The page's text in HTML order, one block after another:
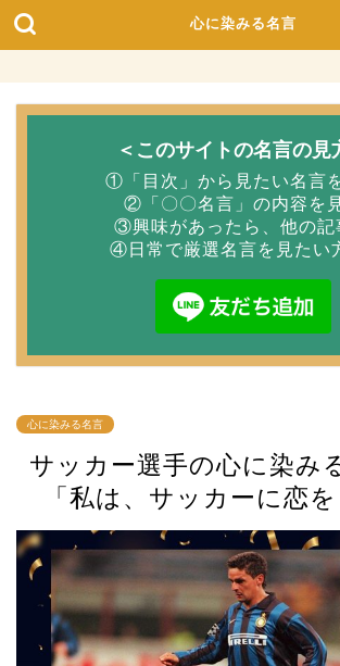
心に染みる名言
＜このサイトの名言の見
①「目次」から見たい名言
②「〇〇名言」の内容を
③興味があったら、他の記
④日常で厳選名言を見たい
心に染みる名言
サッカー選手の心に染み
「私は、サッカーに恋を